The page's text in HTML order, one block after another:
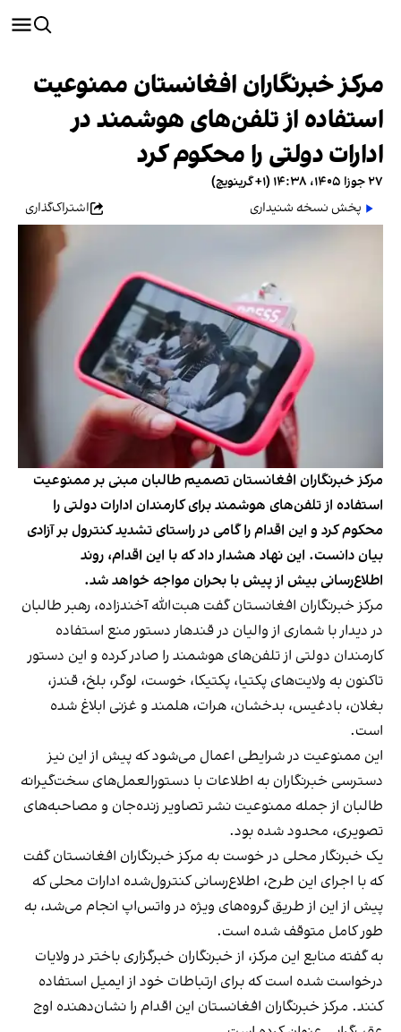
مرکز خبرنگاران افغانستان ممنوعیت
استفاده از تلفن‏‌های هوشمند در
ادارات دولتی را محکوم کرد
۲۷ جوزا ۱۴۰۵، ۱۴:۳۸ (‎+۱ گرینویچ)
پخش نسخه شنیداری
اشتراک‌گذاری
مرکز خبرنگاران افغانستان تصمیم طالبان مبنی بر ممنوعیت
استفاده از تلفن‌های هوشمند برای کارمندان ادارات دولتی را
محکوم کرد و این اقدام را گامی در راستای تشدید کنترول بر آزادی
بیان دانست. این نهاد هشدار داد که با این اقدام، روند
اطلاع‌رسانی بیش از پیش با بحران مواجه خواهد شد.
مرکز خبرنگاران افغانستان گفت هبت‌الله آخندزاده، رهبر طالبان
در دیدار با شماری از والیان در قندهار دستور منع استفاده
کارمندان دولتی از تلفن‌های هوشمند را صادر کرده و این دستور
تاکنون به ولایت‌های پکتیا، پکتیکا، خوست، لوگر، بلخ، قندز،
بغلان، بادغیس، بدخشان، هرات، هلمند و غزنی ابلاغ شده
است.
این ممنوعیت در شرایطی اعمال می‌شود که پیش از این نیز
دسترسی خبرنگاران به اطلاعات با دستورالعمل‌های سخت‌گیرانه
طالبان از جمله ممنوعیت نشر تصاویر زنده‌جان و مصاحبه‌های
تصویری، محدود شده بود.
یک خبرنگار محلی در خوست به مرکز خبرنگاران افغانستان گفت
که با اجرای این طرح، اطلاع‌رسانی کنترول‌شده ادارات محلی که
پیش از این از طریق گروه‌های ویژه در واتس‌اپ انجام می‌شد، به
طور کامل متوقف شده است.
به گفته منابع این مرکز، از خبرنگاران خبرگزاری باختر در ولایات
درخواست شده است که برای ارتباطات خود از ایمیل استفاده
کنند. مرکز خبرنگاران افغانستان این اقدام را نشان‌دهنده اوج